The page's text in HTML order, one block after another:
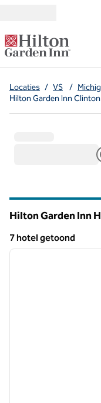
Locaties / VS /
Hilton Garden Inn
Hilton Garden Inn
7 hotel getoond
7 hotel getoond
1 van 12